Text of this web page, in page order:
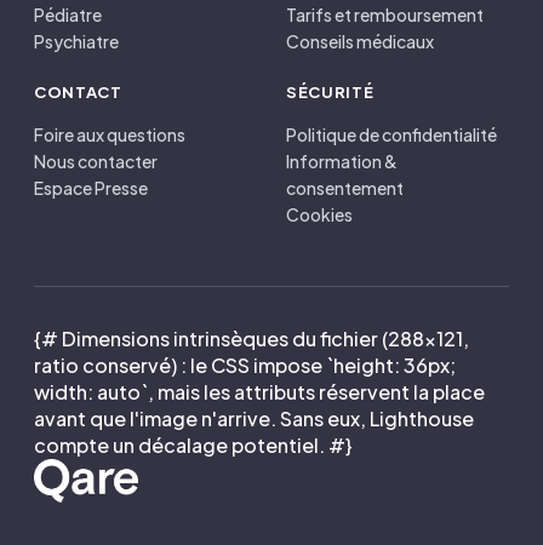
Pédiatre
Psychiatre
Tarifs et remboursement
Conseils médicaux
CONTACT
Foire aux questions
Nous contacter
Espace Presse
SÉCURITÉ
Politique de confidentialité
Information &
consentement
Cookies
{# Dimensions intrinsèques du fichier (288×121,
ratio conservé) : le CSS impose `height: 36px;
width: auto`, mais les attributs réservent la place
avant que l'image n'arrive. Sans eux, Lighthouse
compte un décalage potentiel. #}